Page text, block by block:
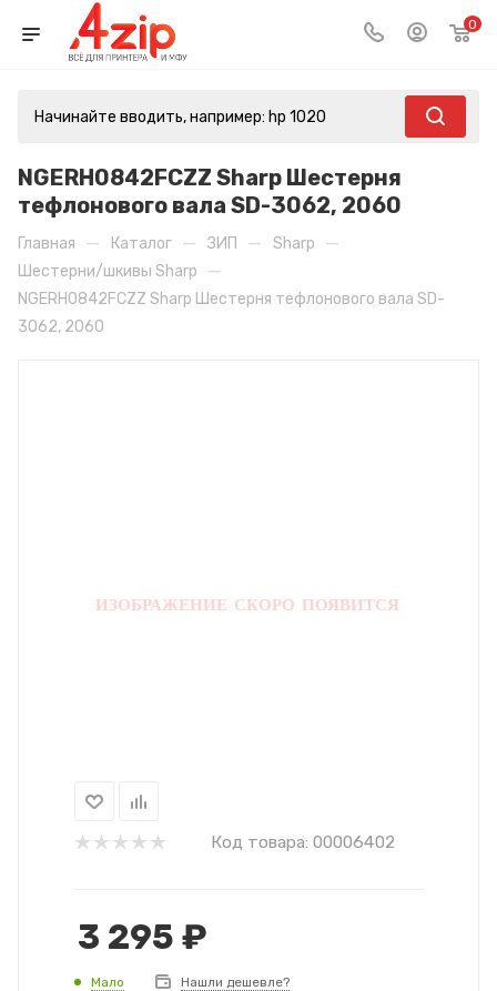
0
NGERH0842FCZZ Sharp Шестерня
тефлонового вала SD-3062, 2060
Главная — Каталог — ЗИП — Sharp —
Шестерни/шкивы Sharp —
NGERH0842FCZZ Sharp Шестерня тефлонового вала SD-
3062, 2060
Код товара: 00006402
3 295 ₽
Мало Нашли дешевле?